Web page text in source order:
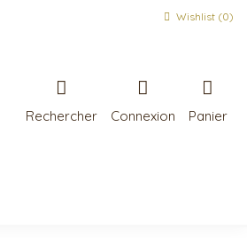
Wishlist (0)
Rechercher Connexion Panier